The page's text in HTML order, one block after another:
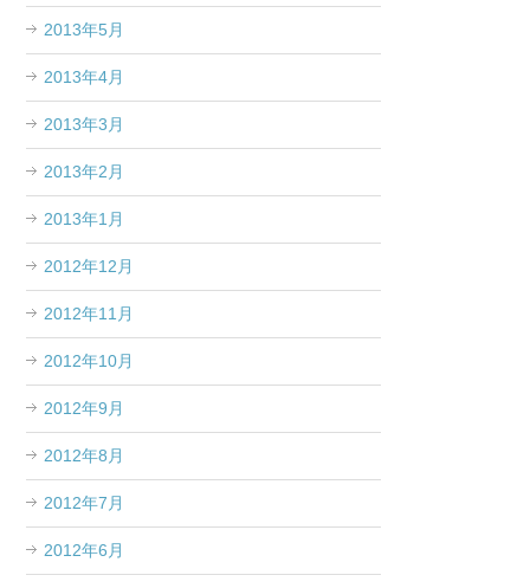
2013年5月
2013年4月
2013年3月
2013年2月
2013年1月
2012年12月
2012年11月
2012年10月
2012年9月
2012年8月
2012年7月
2012年6月